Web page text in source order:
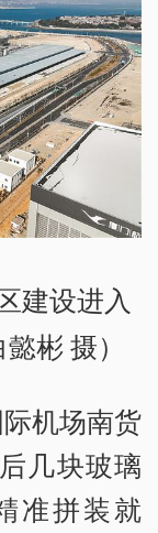
建设进入
彬 摄）
机场南货
几块玻璃
准拼装就